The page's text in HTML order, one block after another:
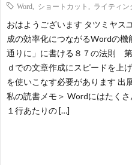
Word
ショートカット ライティン
おはようございます タツミヤス
成の効率化につながるWordの
通りに」に書ける８７の法則
ｄでの文章作成にスピードを上
を使いこなす必要があります
私の読書メモ＞ Wordにはたく
１行あたりの […]